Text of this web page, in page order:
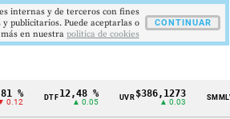
DTF12,48 %
▲ 0.05
UVR$386,1273
▲ 0.03
SMMLV
internas y de terceros con fines
publicitarios. Puede aceptarlas o
en nuestra politica de cookies
CONTINUAR